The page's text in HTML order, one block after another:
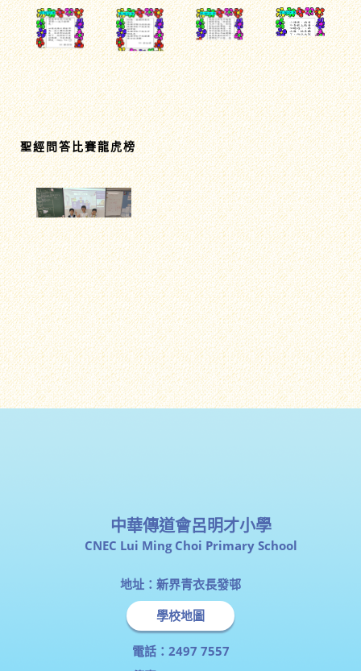
聖經問答比賽龍虎榜
中華傳道會呂明才小學
CNEC Lui Ming Choi Primary School
地址：新界青衣長發邨
學校地圖
電話：2497 7557